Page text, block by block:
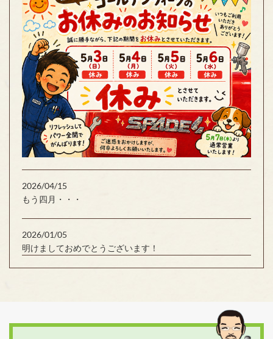
2026/04/15
もう四月・・・
2026/01/05
明けましておめでとうございます！